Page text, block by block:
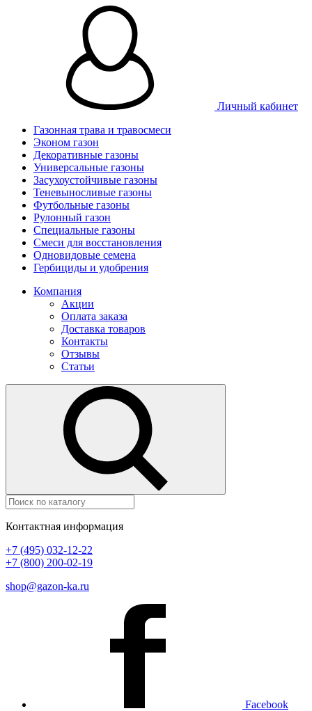
Личный кабинет
Газонная трава и травосмеси
Эконом газон
Декоративные газоны
Универсальные газоны
Засухоустойчивые газоны
Теневыносливые газоны
Футбольные газоны
Рулонный газон
Специальные газоны
Смеси для восстановления
Одновидовые семена
Гербициды и удобрения
Компания
Акции
Оплата заказа
Доставка товаров
Контакты
Отзывы
Статьи
Контактная информация
+7 (495) 032-12-22
+7 (800) 200-02-19
shop@gazon-ka.ru
Facebook